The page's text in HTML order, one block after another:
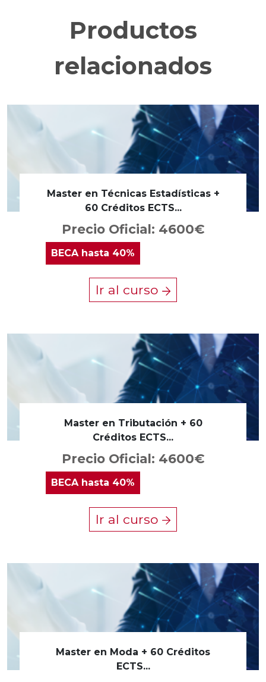
Productos
relacionados
Master en Técnicas Estadísticas +
60 Créditos ECTS...
Precio Oficial: 4600€
BECAhasta 40%
Ir al curso
Master en Tributación + 60
Créditos ECTS...
Precio Oficial: 4600€
BECA hasta 40%
Ir al curso
Master en Moda + 60 Créditos
ECTS...